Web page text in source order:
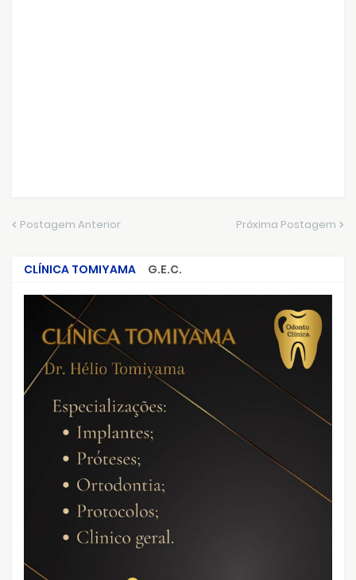
Postagem Anterior Próxima Postagem
CLÍNICA TOMIYAMA
G.E.C.
CRIMES QUE ABALARAM O BRASIL